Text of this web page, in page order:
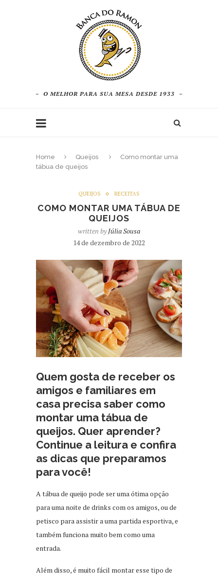
O MELHOR PARA SUA MESA DESDE 1933
Home Queijos
Como montar uma
tábua de queijos
QUEIJOS RECEITAS
COMO MONTAR UMA TÁBUA DE
QUEIJOS
written byJúlia Sousa
14 de dezembro de 2022
Quem gosta de receber os
amigos e familiares em
casa precisa saber como
montar uma tábua de
queijos. Quer aprender?
Continue a leitura e confira
as dicas que preparamos
para você!
A tábua de queijo pode ser uma ótima opção
para uma noite de drinks com os amigos, ou de
petisco para assistir a uma partida esportiva, e
também funciona muito bem como uma
entrada.
Além disso, é muito fácil montar esse tipo de